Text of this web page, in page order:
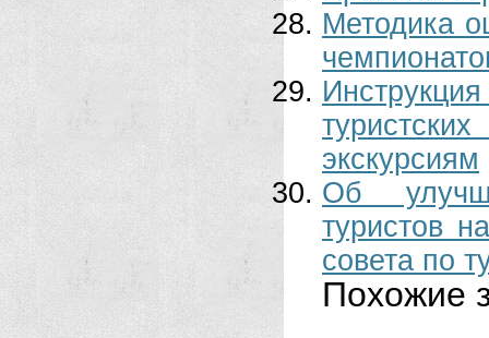
Методика
экскурсиям
Об
туристов
совета по
Похожие